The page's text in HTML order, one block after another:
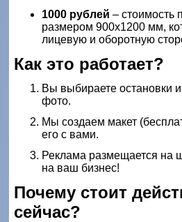
1000 рублей – стоимость
размером 900х1200 мм,
лицевую и оборотную
Как это работает?
Вы выбираете остановки
фото.
Мы создаем макет
его с вами.
Реклама размещается на
на ваш бизнес!
Почему стоит
сейчас?